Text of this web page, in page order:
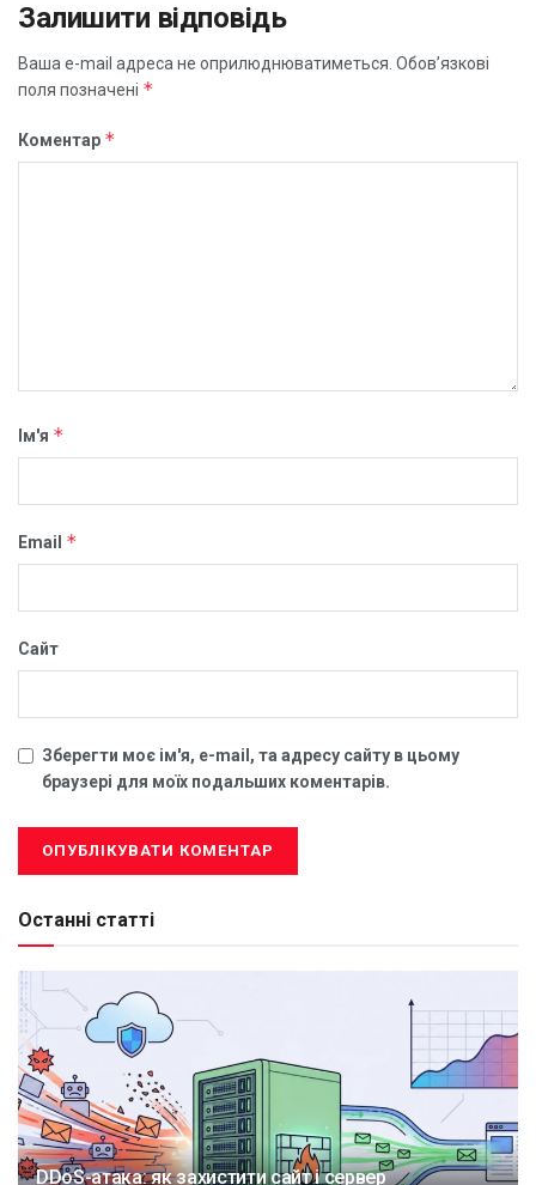
Залишити відповідь
Ваша e-mail адреса не оприлюднюватиметься. Обов’язкові
поля позначені *
Коментар *
Ім'я *
Email *
Сайт
Зберегти моє ім'я, e-mail, та адресу сайту в цьому
браузері для моїх подальших коментарів.
Останні статті
DDoS-атака: як захистити сайт і сервер